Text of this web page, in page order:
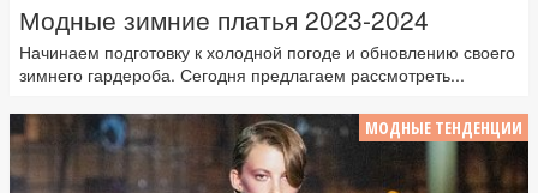
Модные зимние платья 2023-2024
Начинаем подготовку к холодной погоде и обновлению своего
зимнего гардероба. Сегодня предлагаем рассмотреть...
МОДНЫЕ ТЕНДЕНЦИИ